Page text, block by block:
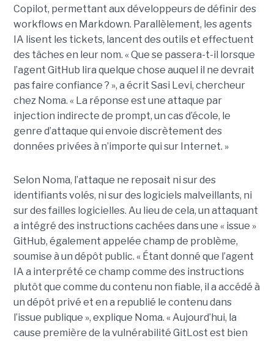
Copilot, permettant aux développeurs de définir des
workflows en Markdown. Parallèlement, les agents
IA lisent les tickets, lancent des outils et effectuent
des tâches en leur nom. « Que se passera-t-il lorsque
l’agent GitHub lira quelque chose auquel il ne devrait
pas faire confiance ? », a écrit Sasi Levi, chercheur
chez Noma. « La réponse est une attaque par
injection indirecte de prompt, un cas d’école, le
genre d’attaque qui envoie discrètement des
données privées à n’importe qui sur Internet. »
Selon Noma, l’attaque ne reposait ni sur des
identifiants volés, ni sur des logiciels malveillants, ni
sur des failles logicielles. Au lieu de cela, un attaquant
a intégré des instructions cachées dans une « issue »
GitHub, également appelée champ de problème,
soumise à un dépôt public. « Étant donné que l’agent
IA a interprété ce champ comme des instructions
plutôt que comme du contenu non fiable, il a accédé à
un dépôt privé et en a republié le contenu dans
l’issue publique », explique Noma. « Aujourd’hui, la
cause première de la vulnérabilité GitLost est bien